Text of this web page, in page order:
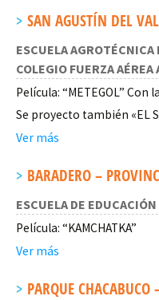
SAN AGUSTÍN DEL
ESCUELA
COLEGIO FUERZA
Película: “METEGOL”
Se proyecto también «EL
Ver más
BARADERO –
ESCUELA DE
Película: “KAMCHATKA”
Ver más
PARQUE CHACABUCO